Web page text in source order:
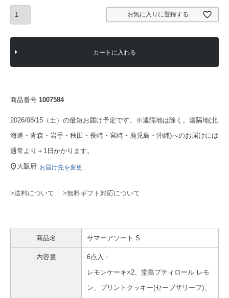
お気に入りに登録する
カートに入れる
商品番号 1007584
2026/08/15（土）の最短お届け予定です。※遠隔地は除く。遠隔地(北
海道・青森・岩手・秋田・長崎・宮崎・鹿児島・沖縄)へのお届けには
通常より＋1日かかります。
大阪府 お届け先を変更
>送料について >無料ギフト対応について
商品名 サマーアソート S
内容量
6点入：
レモンケーキ×2、堂島プティロール レモ
ン、プリントクッキー(セーブザリーフ)、